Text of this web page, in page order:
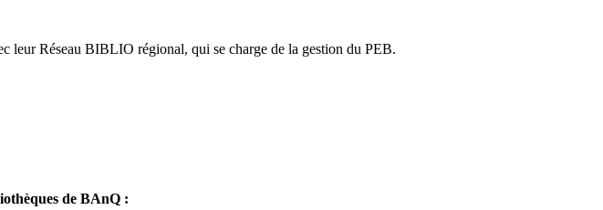
leur Réseau BIBLIO régional, qui se charge de la gestion du PEB.
de BAnQ :